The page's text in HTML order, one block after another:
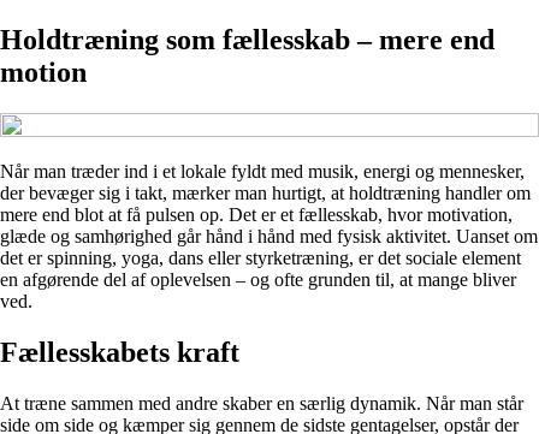
Holdtræning som fællesskab – mere end
motion
Når man træder ind i et lokale fyldt med musik, energi og mennesker,
der bevæger sig i takt, mærker man hurtigt, at holdtræning handler om
mere end blot at få pulsen op. Det er et fællesskab, hvor motivation,
glæde og samhørighed går hånd i hånd med fysisk aktivitet. Uanset om
det er spinning, yoga, dans eller styrketræning, er det sociale element
en afgørende del af oplevelsen – og ofte grunden til, at mange bliver
ved.
Fællesskabets kraft
At træne sammen med andre skaber en særlig dynamik. Når man står
side om side og kæmper sig gennem de sidste gentagelser, opstår der